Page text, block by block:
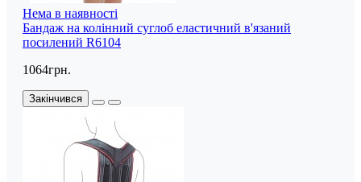
Нема в наявності
Бандаж на колінний суглоб еластичний в'язаний
посилений R6104
1064грн.
Закінчився